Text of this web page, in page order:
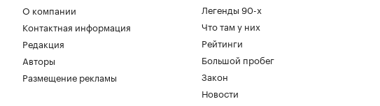
О компании
Контактная информация
Редакция
Авторы
Размещение рекламы
Легенды 90-х
Что там у них
Рейтинги
Большой пробег
Закон
Новости